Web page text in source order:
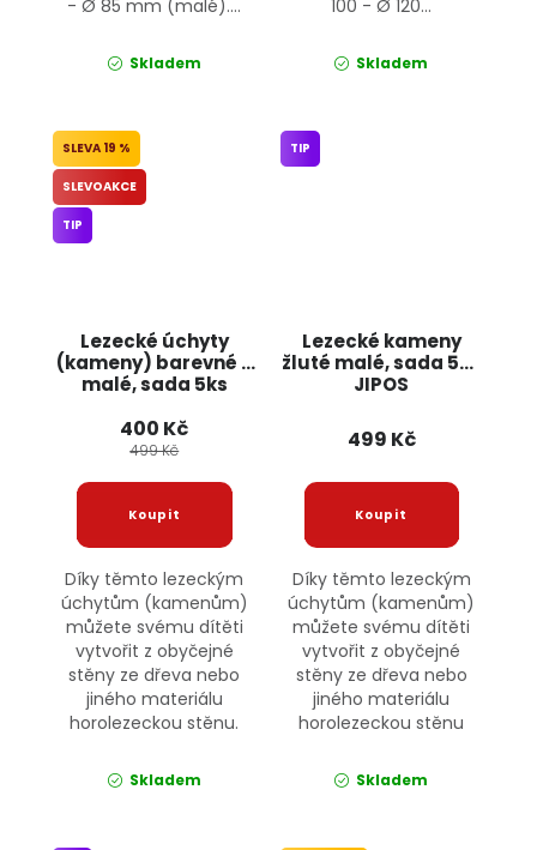
- Ø 85 mm (malé)....
Skladem
100 - Ø 120...
Skladem
Lezecké úchyty
(kameny) barevné -
malé, sada 5ks
19 %
SLEVOAKCE
TIP
400 Kč
499 Kč
Díky těmto lezeckým
úchytům (kamenům)
můžete svému dítěti
vytvořit z obyčejné
stěny ze dřeva nebo
jiného materiálu
horolezeckou stěnu.
Skladem
Lezecké kameny
žluté malé, sada 5ks
JIPOS
TIP
499 Kč
Díky těmto lezeckým
úchytům (kamenům)
můžete svému dítěti
vytvořit z obyčejné
stěny ze dřeva nebo
jiného materiálu
horolezeckou stěnu
Skladem